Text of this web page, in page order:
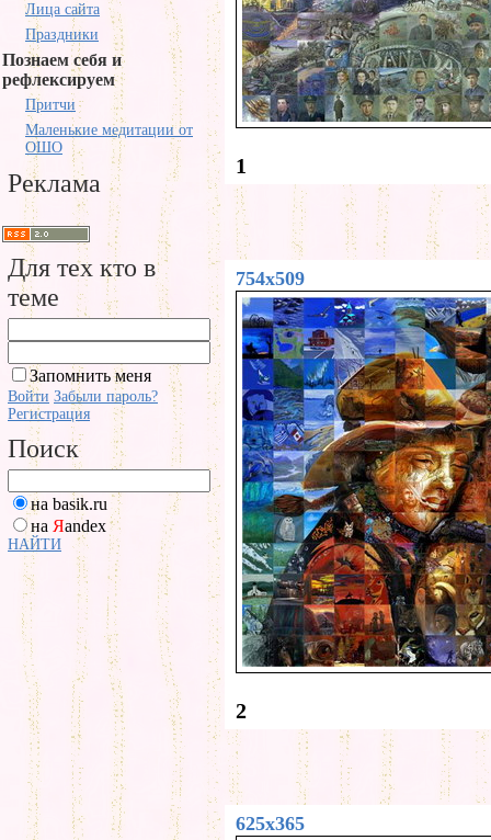
Лица сайта
Праздники
Познаем себя и
рефлексируем
Притчи
Маленькие медитации от
ОШО
Реклама
Для тех кто в
теме
Запомнить меня
Войти Забыли пароль?
Регистрация
Поиск
на basik.ru
на Яandex
НАЙТИ
1
754x509
2
625x365